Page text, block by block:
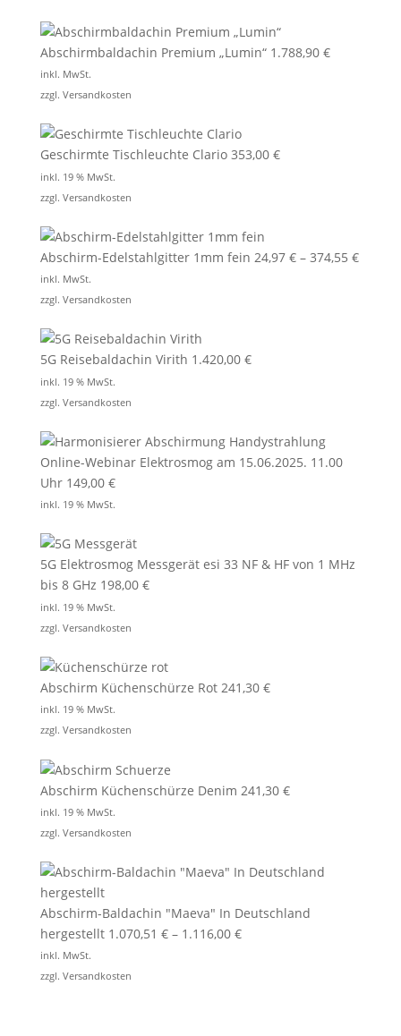
Abschirmbaldachin Premium „Lumin“ 1.788,90 €
inkl. MwSt.
zzgl. Versandkosten
Geschirmte Tischleuchte Clario 353,00 €
inkl. 19 % MwSt.
zzgl. Versandkosten
Abschirm-Edelstahlgitter 1mm fein 24,97 €– 374,55 €
inkl. MwSt.
zzgl. Versandkosten
5G Reisebaldachin Virith 1.420,00 €
inkl. 19 % MwSt.
zzgl. Versandkosten
Online-Webinar Elektrosmog am 15.06.2025. 11.00
Uhr 149,00 €
inkl. 19 % MwSt.
5G Elektrosmog Messgerät esi 33 NF & HF von 1 MHz
bis 8 GHz 198,00 €
inkl. 19 % MwSt.
zzgl. Versandkosten
Abschirm Küchenschürze Rot 241,30 €
inkl. 19 % MwSt.
zzgl. Versandkosten
Abschirm Küchenschürze Denim 241,30 €
inkl. 19 % MwSt.
zzgl. Versandkosten
Abschirm-Baldachin "Maeva" In Deutschland
hergestellt 1.070,51 €– 1.116,00 €
inkl. MwSt.
zzgl. Versandkosten